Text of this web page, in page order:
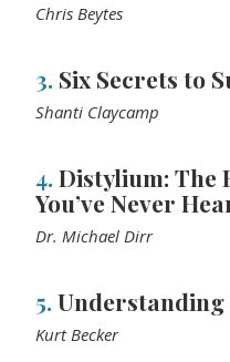
Chris Beytes
3. Six Secrets to
Shanti Claycamp
4.Distylium: The
You’ve Never
Dr. Michael Dirr
5.Understanding
Kurt Becker